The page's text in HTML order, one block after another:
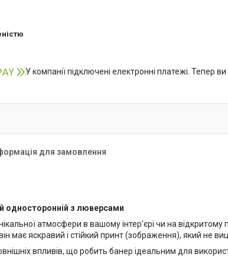
У компанії підключені електронні платежі. Тепер
для замовлення
односторонній з люверсами
атмосфери в вашому інтер'єрі чи на відкритому
має яскравий і стійкий принт (зображення), який не
впливів, що робить банер ідеальним для